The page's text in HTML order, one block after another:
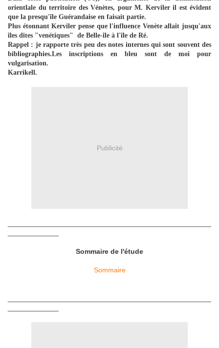
orientlale du territoire des Vénètes, pour M. Kerviler il est évident
que la presqu'île Guérandaise en faisait partie.
Plus étonnant Kerviler pense que l'influence Venète allait jusqu'aux
îles dites "venétiques" de Belle-île à l'île de Ré.
Rappel : je rapporte très peu des notes internes qui sont souvent des
bibliographies.Les inscriptions en bleu sont de moi pour
vulgarisation.
Karrikell.
Publicité
Sommaire de l'étude
Sommaire